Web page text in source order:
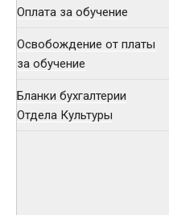
Оплата за обучение
Освобождение от платы
за обучение
Бланки бухгалтерии
Отдела Культуры